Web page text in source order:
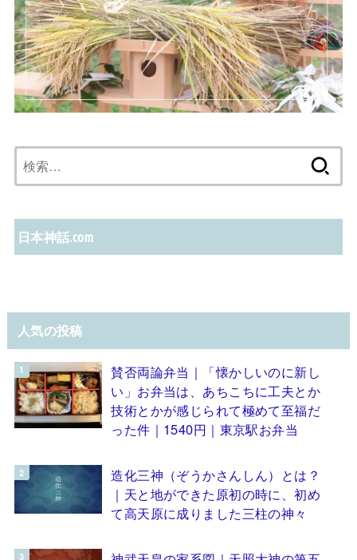
索:
日本神話.com
人気の投稿
賛否両論弁当｜「懐かしいのに新し
い」お弁当は、あちこちに工夫とか
技術とかが感じられて極めて至福だ
った件｜1540円｜東京駅お弁当
造化三神（ぞうかさんしん）とは？
｜天と地ができた原初の時に、初め
て高天原に成りました三柱の神々